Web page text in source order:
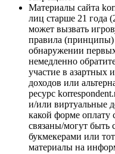
Материалы сайта
лиц старше 21 года
может вызвать
правила
обнаружении
немедленно
участие в азартных
доходов или
ресурс
и/или виртуальные
какой форме оплату
связаны/могут быть
букмекерами или
материалы на